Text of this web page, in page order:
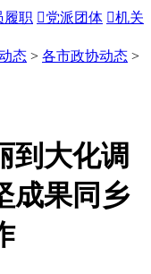
履职 党派团体 机关
态 > 各市政协动态 >
到大化调
成果同乡